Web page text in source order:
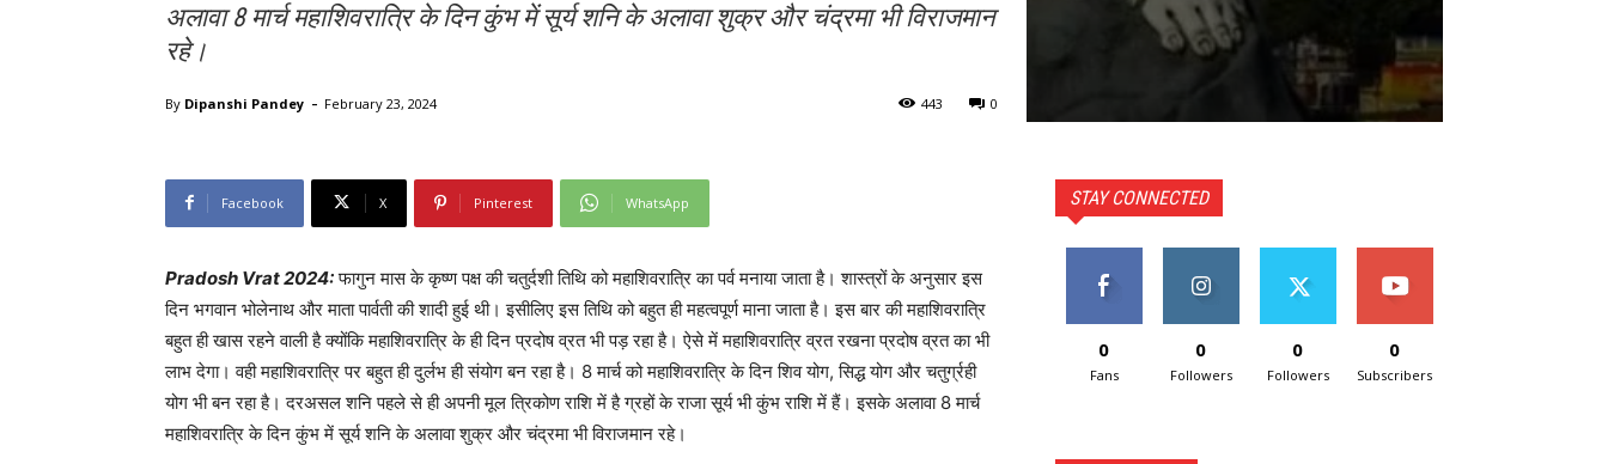
अलावा 8 मार्च महाशिवरात्रि के दिन कुंभ में सूर्य शनि के अलावा शुक्र और चंद्रमा भी विराजमान
रहे।
By Dipanshi Pandey - February 23, 2024 0
443
Facebook X Pinterest WhatsApp
Pradosh Vrat 2024: फागुन मास के कृष्ण पक्ष की चतुर्दशी तिथि को महाशिवरात्रि का पर्व मनाया जाता है। शास्त्रों के अनुसार इस
दिन भगवान भोलेनाथ और माता पार्वती की शादी हुई थी। इसीलिए इस तिथि को बहुत ही महत्वपूर्ण माना जाता है। इस बार की महाशिवरात्रि
बहुत ही खास रहने वाली है क्योंकि महाशिवरात्रि के ही दिन प्रदोष व्रत भी पड़ रहा है। ऐसे में महाशिवरात्रि व्रत रखना प्रदोष व्रत का भी
लाभ देगा। वही महाशिवरात्रि पर बहुत ही दुर्लभ ही संयोग बन रहा है। 8 मार्च को महाशिवरात्रि के दिन शिव योग, सिद्ध योग और चतुर्ग्रही
योग भी बन रहा है। दरअसल शनि पहले से ही अपनी मूल त्रिकोण राशि में है ग्रहों के राजा सूर्य भी कुंभ राशि में हैं। इसके अलावा 8 मार्च
महाशिवरात्रि के दिन कुंभ में सूर्य शनि के अलावा शुक्र और चंद्रमा भी विराजमान रहे।
STAY CONNECTED
0
Fans
0
Followers
0
Followers
0
Subscribers